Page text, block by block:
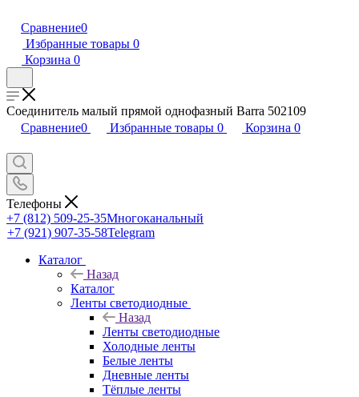
Сравнение0
Избранные товары 0
Корзина 0
Соединитель малый прямой однофазный Barra 502109
Сравнение0 Избранные товары 0 Корзина 0
Телефоны
+7 (812) 509-25-35Многоканальный
+7 (921) 907-35-58Telegram
Каталог
Назад
Каталог
Ленты светодиодные
Назад
Ленты светодиодные
Холодные ленты
Белые ленты
Дневные ленты
Тёплые ленты